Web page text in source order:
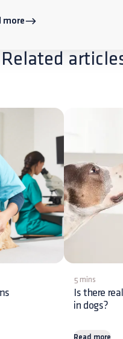
more
Related
5 mins
Is there
in dogs?
Read more